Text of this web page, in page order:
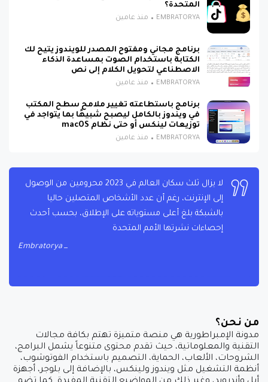
المتحدة؟
EMBRATORYA منذ عامين
برنامج مجاني ومفتوح المصدر للويندوز يتيح لك
الكتابة باستخدام الصوت بمساعدة الذكاء
الاصطناعي لتحويل الكلام إلى نص
EMBRATORYA منذ عامين
برنامج باستطاعته تغيير ملامح سطح المكتب
في ويندوز بالكامل ليصبح شبيهًا بما يتواجد في
توزيعات لينكس أو حتى نظام macOS
EMBRATORYA منذ عامين
لا يزال ثلث سكان العالم في 2023 محرومين من الوصول
إلى الإنترنت، رغم أن عدد الأشخاص المتصلين حاليا
بالشبكة بلغ أعلى مستوياته على الإطلاق، بحسب أحدث
إحصاءات نشرتها الأمم المتحدة
Embratorya
من نحن؟
مدونة الإمبراطورية هي منصة متميزة تهتم بكافة مجالات
التقنية والمعلوماتية، حيث تقدم محتوى متنوعاً يشمل البرامج،
الشروحات، الألعاب، الحماية، التصميم باستخدام الفوتوشوب،
أنظمة التشغيل مثل ويندوز ولينكس، بالإضافة إلى بلوجر، أجهزة